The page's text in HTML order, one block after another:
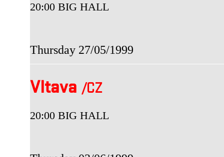
20:00 BIG HALL
Thursday 27/05/1999
Vltava /CZ
20:00 BIG HALL